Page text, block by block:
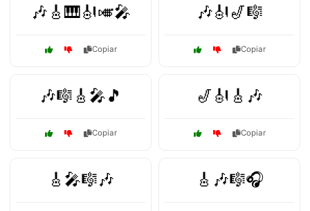
🎶🎸🎹🎻🎺🎤
Copiar
🎶🎻🎷🎼
Copiar
🎶🎼🎸🎤🎵
Copiar
🎷🎻🎸🎶
Copiar
🎸🎤🎼🎶 🎸🎶🎼🎧